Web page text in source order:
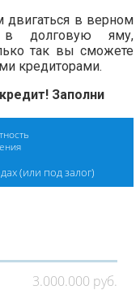
в верном
в долговую яму,
так вы сможете
кредиторами.
Заполни